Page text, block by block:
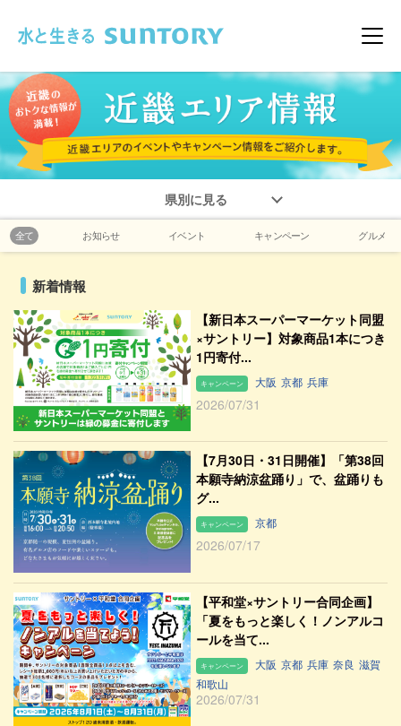
メ
県別に見る
全て お知らせ イベント キャンペーン グルメ
新着情報
【新日本スーパーマーケット同盟
×サントリー】対象商品1本につき
1円寄付...
キャンペーン 大阪 京都 兵庫
2026/07/31
【7月30日・31日開催】「第38回
本願寺納涼盆踊り」で、盆踊りも
グ...
キャンペーン 京都
2026/07/17
【平和堂×サントリー合同企画】
「夏をもっと楽しく！ノンアルコ
ールを当て...
キャンペーン 大阪 京都 兵庫 奈良 滋賀
和歌山
2026/07/31